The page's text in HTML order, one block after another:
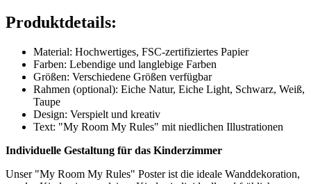
Produktdetails:
Material: Hochwertiges, FSC-zertifiziertes Papier
Farben: Lebendige und langlebige Farben
Größen: Verschiedene Größen verfügbar
Rahmen (optional): Eiche Natur, Eiche Light, Schwarz, Weiß,
Taupe
Design: Verspielt und kreativ
Text: "My Room My Rules" mit niedlichen Illustrationen
Individuelle Gestaltung für das Kinderzimmer
Unser "My Room My Rules" Poster ist die ideale Wanddekoration,